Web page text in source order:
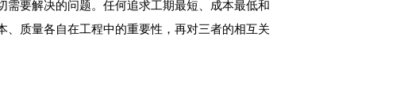
要解决的问题。任何追求工期最短、成本最低和
质量各自在工程中的重要性，再对三者的相互关